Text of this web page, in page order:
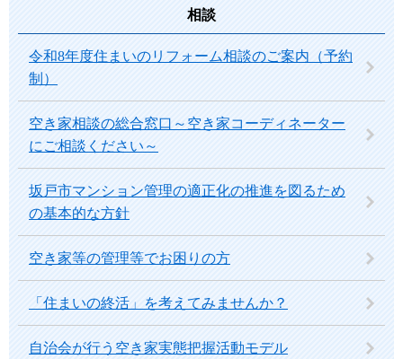
相談
令和8年度住まいのリフォーム相談のご案内（予約
制）
空き家相談の総合窓口～空き家コーディネーター
にご相談ください～
坂戸市マンション管理の適正化の推進を図るため
の基本的な方針
空き家等の管理等でお困りの方
「住まいの終活」を考えてみませんか？
自治会が行う空き家実態把握活動モデル